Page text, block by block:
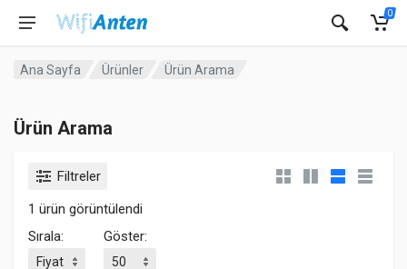
0
Ana Sayfa Ürünler Ürün Arama
Ürün Arama
Filtreler
1 ürün görüntülendi
Sırala:
Göster: